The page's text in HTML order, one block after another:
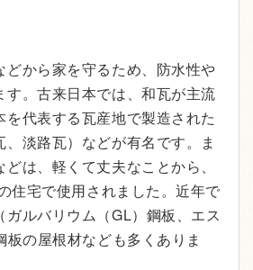
どから家を守るため、防水性や
す。古来日本では、和瓦が主流
を代表する瓦産地で製造された
淡路瓦）などが有名です。ま
は、軽くて丈夫なことから、
住宅で使用されました。近年で
ガルバリウム（GL）鋼板、エス
板の屋根材なども多くありま